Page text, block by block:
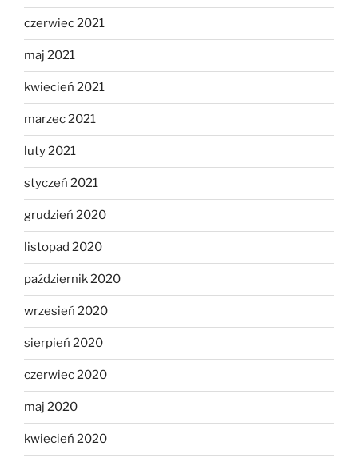
czerwiec 2021
maj 2021
kwiecień 2021
marzec 2021
luty 2021
styczeń 2021
grudzień 2020
listopad 2020
październik 2020
wrzesień 2020
sierpień 2020
czerwiec 2020
maj 2020
kwiecień 2020